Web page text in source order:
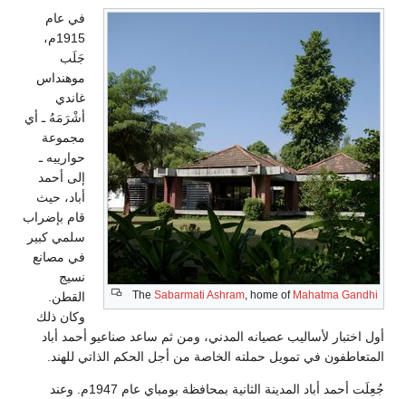
موهنداس
غاندي
أشْرَمَهُ ـ أي
مجموعة
حوارييه ـ
إلى أحمد
أباد، حيث
قام بإضراب
سلمي كبير
في مصانع
نسيج
القطن.
أحمد أباد
للهند.
جُعِلَت أحمد أباد المدينة الثانية بمحافظة بومباي عام 1947م. وعند